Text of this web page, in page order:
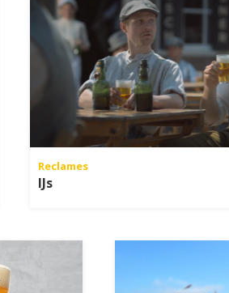
Reclames
IJs